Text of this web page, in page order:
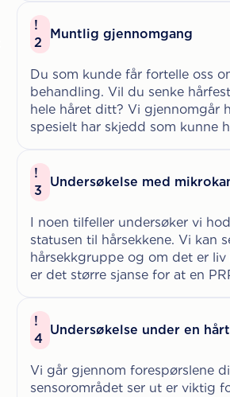
!
2
Muntlig gjennomgang
Du som kunde får fortelle oss
behandling. Vil du senke
hele håret ditt? Vi gjennomgår
spesielt har skjedd som kunne
!
3
Undersøkelse med
I noen tilfeller undersøker vi
statusen til hårsekkene. Vi kan
hårsekkgruppe og om det er liv
er det større sjanse for at en
!
4
Undersøkelse under en
Vi går gjennom forespørslene
sensorområdet ser ut er viktig